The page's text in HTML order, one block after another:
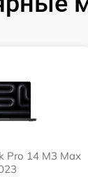
Pro 14 M3 Max